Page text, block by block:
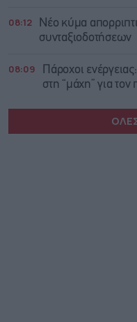
08:12
Νέο κύμα
συνταξιοδοτήσεων
08:09
Πάροχοι
στη “μάχη” για τον